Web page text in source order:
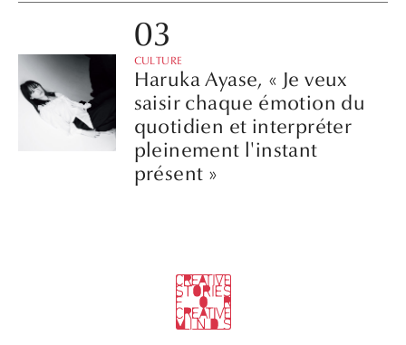
CULTURE
Haruka Ayase, « Je veux
saisir chaque émotion du
quotidien et interpréter
pleinement l'instant
présent »